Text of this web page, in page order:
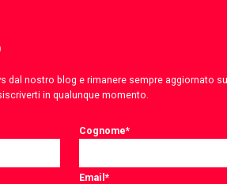
dal nostro blog e rimanere sempre aggiornato
in qualunque momento.
Cognome*
Email*